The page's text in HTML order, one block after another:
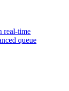
real-time
queue